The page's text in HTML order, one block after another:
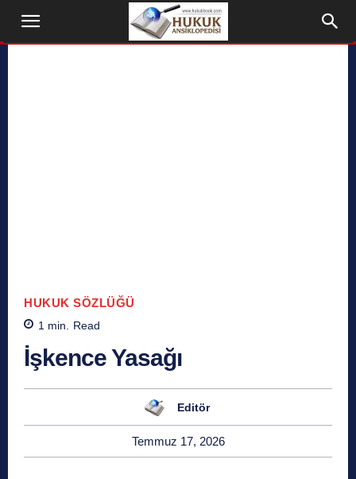
HUKUK SÖZLÜĞÜ
1 min. Read
İşkence Yasağı
Editör
Temmuz 17, 2026